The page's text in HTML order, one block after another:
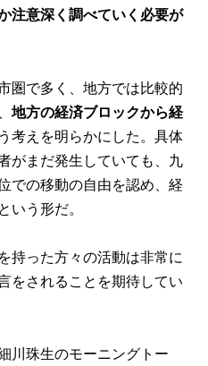
注意深く調べていく必要が
圏で多く、地方では比較的
地方の経済ブロックから経
考えを明らかにした。具体
がまだ発生していても、九
での移動の自由を認め、経
いう形だ。
持った方々の活動は非常に
をされることを期待してい
川珠生のモーニングトー